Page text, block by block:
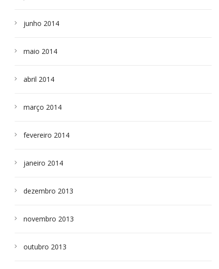
junho 2014
maio 2014
abril 2014
março 2014
fevereiro 2014
janeiro 2014
dezembro 2013
novembro 2013
outubro 2013